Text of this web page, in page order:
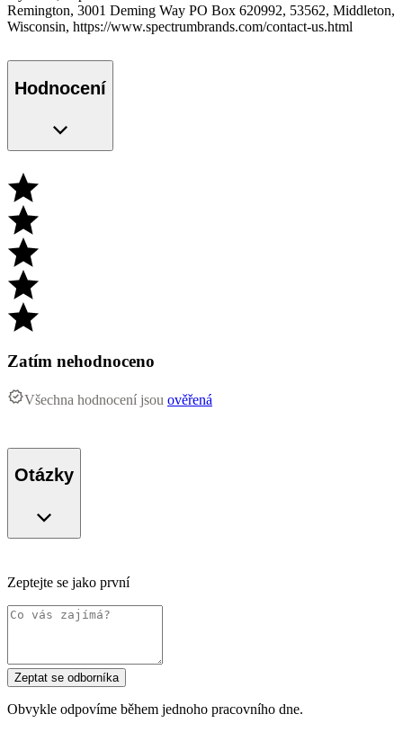
Remington, 3001 Deming Way PO Box 620992, 53562, Middleton,
Wisconsin, https://www.spectrumbrands.com/contact-us.html
Hodnocení
Zatím nehodnoceno
Všechna hodnocení jsou ověřená
Otázky
Zeptejte se jako první
Zeptat se odborníka
Obvykle odpovíme během jednoho pracovního dne.